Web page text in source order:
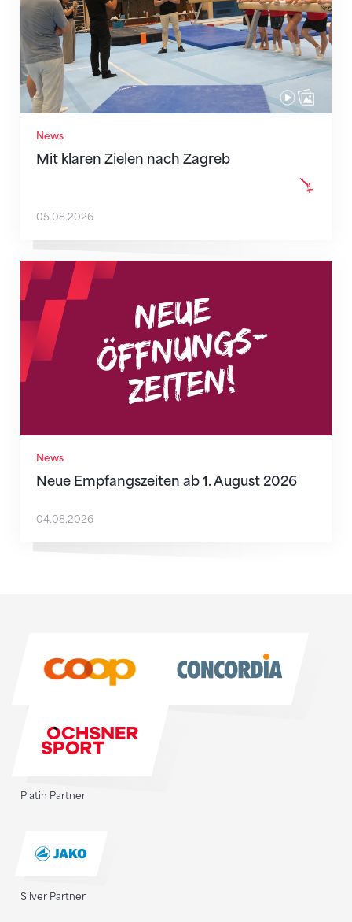
News
Mit klaren Zielen nach Zagreb
05.08.2026
News
Neue Empfangszeiten ab 1. August 2026
Neue Empfangszeiten ab 1. August 2026
04.08.2026
Platin Partner
Silver Partner